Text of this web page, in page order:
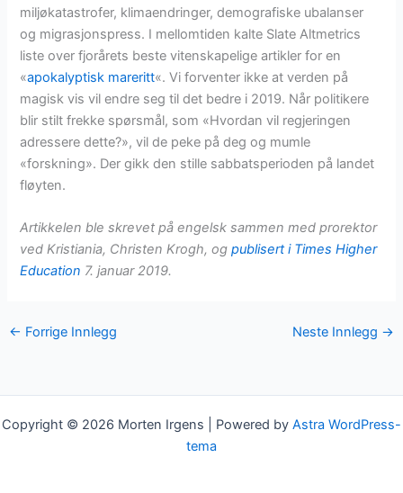
miljøkatastrofer, klimaendringer, demografiske ubalanser
og migrasjonspress. I mellomtiden kalte Slate Altmetrics
liste over fjorårets beste vitenskapelige artikler for en
«apokalyptisk mareritt«. Vi forventer ikke at verden på
magisk vis vil endre seg til det bedre i 2019. Når politikere
blir stilt frekke spørsmål, som «Hvordan vil regjeringen
adressere dette?», vil de peke på deg og mumle
«forskning». Der gikk den stille sabbatsperioden på landet
fløyten.
Artikkelen ble skrevet på engelsk sammen med prorektor
ved Kristiania, Christen Krogh, ogpublisert i Times Higher
Education 7. januar 2019.
← Forrige Innlegg Neste Innlegg →
Copyright © 2026 Morten Irgens | Powered by Astra WordPress-
tema